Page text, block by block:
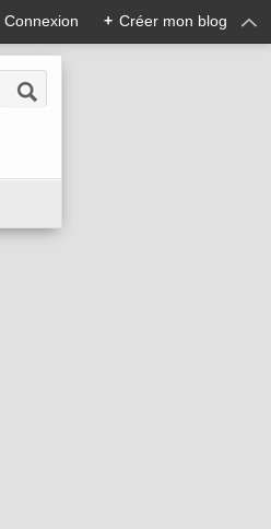
Connexion + Créer mon blog